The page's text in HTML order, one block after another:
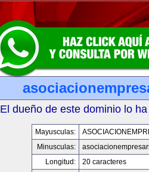
El dueño de este dominio lo
Mayusculas:
Minusculas:
Longitud:
20 caracteres